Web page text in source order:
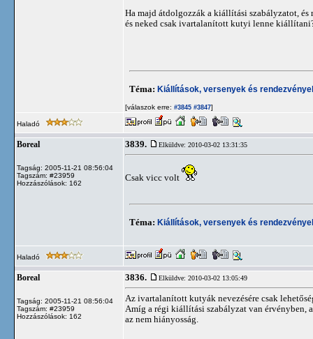
Ha majd átdolgozzák a kiállítási szabályzatot, és
és neked csak ivartalanított kutyi lenne
Téma: Kiállítások, versenyek és
[válaszok erre: #3845 #3847]
Haladó
Boreal
Tagság: 2005-11-21 08:56:04
Tagszám: #23959
Hozzászólások: 162
3839. Elküldve: 2010-03-02 13:31:35
Csak vicc volt
Téma: Kiállítások, versenyek és
Haladó
Boreal
Tagság: 2005-11-21 08:56:04
Tagszám: #23959
Hozzászólások: 162
3836. Elküldve: 2010-03-02 13:05:49
Az ivartalanított kutyák nevezésére csak
Amíg a régi kiállítási szabályzat van érvényben,
az nem hiányosság.